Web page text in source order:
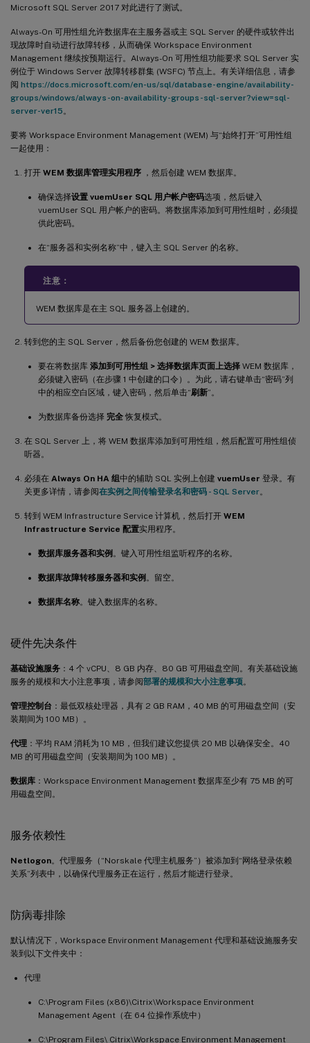
Microsoft SQL Server 2017 对此进行了测试。
Always-On 可用性组允许数据库在主服务器或主 SQL Server 的硬件或软件出
现故障时自动进行故障转移，从而确保 Workspace Environment
Management 继续按预期运行。Always-On 可用性组功能要求 SQL Server 实
例位于 Windows Server 故障转移群集 (WSFC) 节点上。有关详细信息，请参
阅 https://docs.microsoft.com/en-us/sql/database-engine/availability-
groups/windows/always-on-availability-groups-sql-server?view=sql-
server-ver15 。
要将 Workspace Environment Management (WEM) 与“始终打开”可用性组
一起使用：
打开 WEM 数据库管理实用程序 ，然后创建 WEM 数据库。
确保选择设置 vuemUser SQL 用户帐户密码选项，然后键入
vuemUser SQL 用户帐户的密码。将数据库添加到可用性组时，必须提
供此密码。
在“服务器和实例名称”中，键入主 SQL Server 的名称。
注意：
WEM 数据库是在主 SQL 服务器上创建的。
转到您的主 SQL Server，然后备份您创建的 WEM 数据库。
要在将数据库 添加到可用性组 > 选择数据库页面上选择 WEM 数据库，
必须键入密码（在步骤 1 中创建的口令）。为此，请右键单击“密码”列
中的相应空白区域，键入密码，然后单击“刷新”。
为数据库备份选择 完全 恢复模式。
在 SQL Server 上，将 WEM 数据库添加到可用性组，然后配置可用性组侦
听器。
必须在 Always On HA 组中的辅助 SQL 实例上创建 vuemUser 登录。有
关更多详情，请参阅在实例之间传输登录名和密码 - SQL Server。
转到 WEM Infrastructure Service 计算机，然后打开 WEM
Infrastructure Service 配置实用程序。
数据库服务器和实例 。键入可用性组监听程序的名称。
数据库故障转移服务器和实例 。留空。
数据库名称。键入数据库的名称。
硬件先决条件
基础设施服务 ：4 个 vCPU、8 GB 内存、80 GB 可用磁盘空间。有关基础设施
服务的规模和大小注意事项，请参阅部署的规模和大小注意事项。
管理控制台 ：最低双核处理器，具有 2 GB RAM，40 MB 的可用磁盘空间（安
装期间为 100 MB）。
代理 ：平均 RAM 消耗为 10 MB，但我们建议您提供 20 MB 以确保安全。40
MB 的可用磁盘空间（安装期间为 100 MB）。
数据库 ：Workspace Environment Management 数据库至少有 75 MB 的可
用磁盘空间。
服务依赖性
Netlogon。代理服务（“Norskale 代理主机服务”）被添加到“网络登录依赖
关系”列表中，以确保代理服务正在运行，然后才能进行登录。
防病毒排除
默认情况下，Workspace Environment Management 代理和基础设施服务安
装到以下文件夹中：
代理
C:\Program Files (x86)\Citrix\Workspace Environment
Management Agent（在 64 位操作系统中）
C:\Program Files\ Citrix\Workspace Environment Management